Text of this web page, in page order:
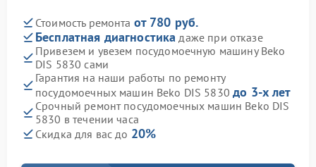
Стоимость ремонта от 780 руб.
Бесплатная диагностика даже при отказе
Привезем и увезем посудомоечную машину Beko
DIS 5830 сами
Гарантия на наши работы по ремонту
посудомоечных машин Beko DIS 5830до 3-х лет
Срочный ремонт посудомоечных машин Beko DIS
5830 в течении часа
Скидка для вас до 20%